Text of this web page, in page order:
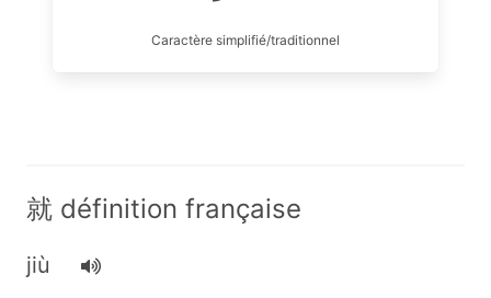
Caractère simplifié/traditionnel
就 définition française
jiù